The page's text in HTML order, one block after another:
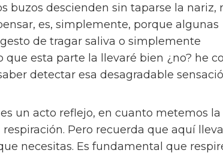
buzos descienden sin taparse la nariz,
es, simplemente, porque algunas
de tragar saliva o simplemente
esta parte la llevaré bien ¿no? he
detectar esa desagradable
es un acto reflejo, en cuanto metemos la
Pero recuerda que aquí
necesitas. Es fundamental que